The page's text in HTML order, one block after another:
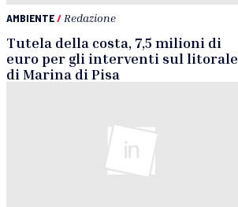
AMBIENTE/ Redazione
Tutela della costa, 7,5 milioni di
euro per gli interventi sul litorale
di Marina di Pisa